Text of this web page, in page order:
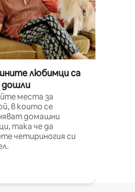
любимци са
дошли
места за
в които се
домашни
така че да
четириногия си